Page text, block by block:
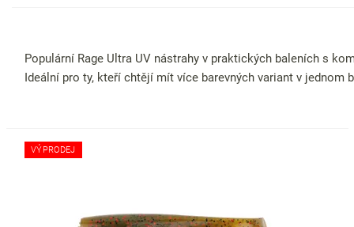
Populární Rage Ultra UV nástrahy v praktických baleních s
Ideální pro ty, kteří chtějí mít více barevných variant v jednom
VÝPRODEJ